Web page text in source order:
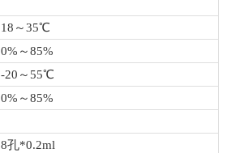
18～35℃
0%～85%
-20～55℃
0%～85%
8孔*0.2ml